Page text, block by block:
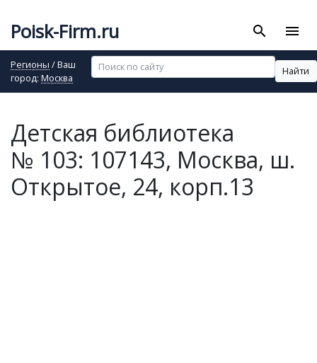
Poisk-Firm.ru search menu
Регионы / Ваш
город: Москва
Найти
Детская библиотека
№ 103: 107143, Москва, ш.
Открытое, 24, корп.13